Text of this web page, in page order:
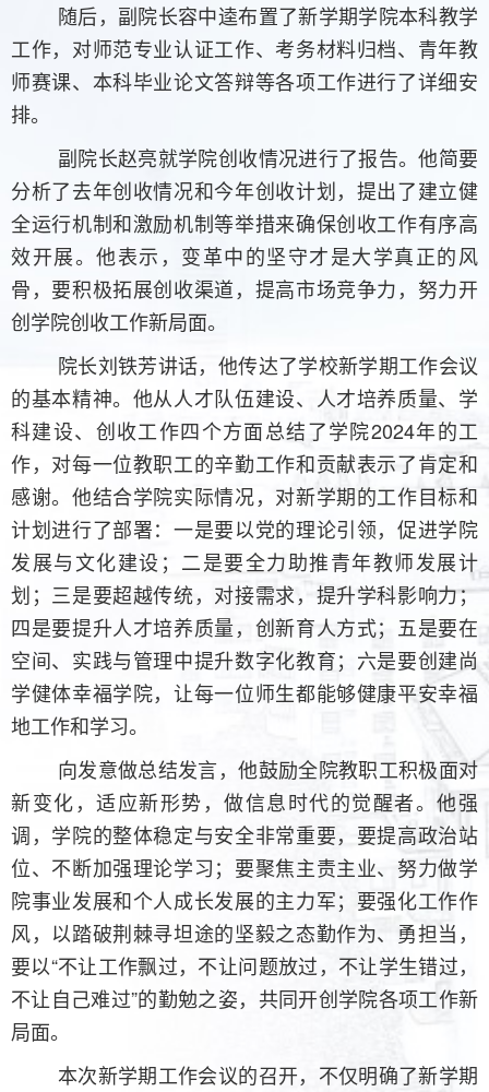
随后，副院长容中逵布置了新学期学院本科教学
工作，对师范专业认证工作、考务材料归档、青年教
师赛课、本科毕业论文答辩等各项工作进行了详细安
排。
副院长赵亮就学院创收情况进行了报告。他简要
分析了去年创收情况和今年创收计划，提出了建立健
全运行机制和激励机制等举措来确保创收工作有序高
效开展。他表示，变革中的坚守才是大学真正的风
骨，要积极拓展创收渠道，提高市场竞争力，努力开
创学院创收工作新局面。
院长刘铁芳讲话，他传达了学校新学期工作会议
的基本精神。他从人才队伍建设、人才培养质量、学
科建设、创收工作四个方面总结了学院2024年的工
作，对每一位教职工的辛勤工作和贡献表示了肯定和
感谢。他结合学院实际情况，对新学期的工作目标和
计划进行了部署：一是要以党的理论引领，促进学院
发展与文化建设；二是要全力助推青年教师发展计
划；三是要超越传统，对接需求，提升学科影响力；
四是要提升人才培养质量，创新育人方式；五是要在
空间、实践与管理中提升数字化教育；六是要创建尚
学健体幸福学院，让每一位师生都能够健康平安幸福
地工作和学习。
向发意做总结发言，他鼓励全院教职工积极面对
新变化，适应新形势，做信息时代的觉醒者。他强
调，学院的整体稳定与安全非常重要，要提高政治站
位、不断加强理论学习；要聚焦主责主业、努力做学
院事业发展和个人成长发展的主力军；要强化工作作
风，以踏破荆棘寻坦途的坚毅之态勤作为、勇担当，
要以“不让工作飘过，不让问题放过，不让学生错过，
不让自己难过”的勤勉之姿，共同开创学院各项工作新
局面。
本次新学期工作会议的召开，不仅明确了新学期